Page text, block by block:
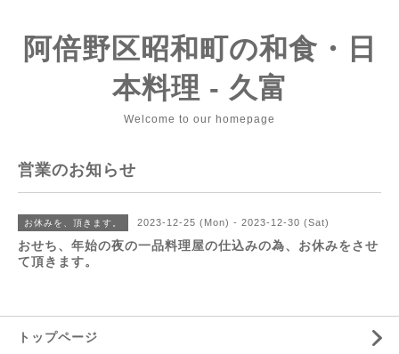
阿倍野区昭和町の和食・日
本料理 - 久富
Welcome to our homepage
営業のお知らせ
お休みを、頂きます。 2023-12-25 (Mon) - 2023-12-30 (Sat)
おせち、年始の夜の一品料理屋の仕込みの為、お休みをさせ
て頂きます。
トップページ